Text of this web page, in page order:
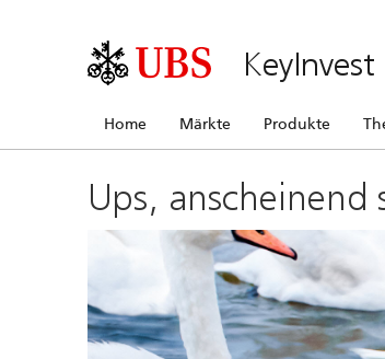
KeyInvest
Home Märkte Produkte
Ups,